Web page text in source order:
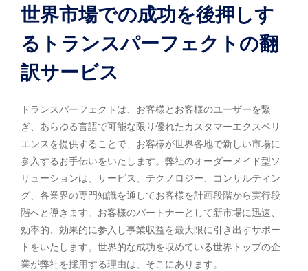
世界市場での成功を後押しす
るトランスパーフェクトの翻
訳サービス
トランスパーフェクトは、お客様とお客様のユーザーを繋
ぎ、あらゆる言語で可能な限り優れたカスタマーエクスペリ
エンスを提供することで、お客様が世界各地で新しい市場に
参入するお手伝いをいたします。弊社のオーダーメイド型ソ
リューションは、サービス、テクノロジー、コンサルティン
グ、各業界の専門知識を通してお客様を計画段階から実行段
階へと導きます。お客様のパートナーとして新市場に迅速、
効率的、効果的に参入し事業収益を最大限に引き出すサポー
トをいたします。世界的な成功を収めている世界トップの企
業が弊社を採用する理由は、そこにあります。